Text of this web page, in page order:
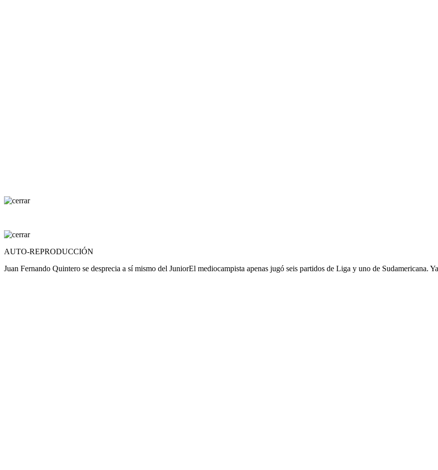
AUTO-REPRODUCCIÓN
Juan Fernando Quintero se desprecia a sí mismo del JuniorEl mediocampista apenas jugó seis partidos de Liga y uno de Sudamericana.